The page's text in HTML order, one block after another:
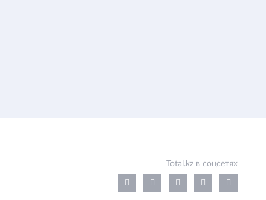
Total.kz в соцсетях